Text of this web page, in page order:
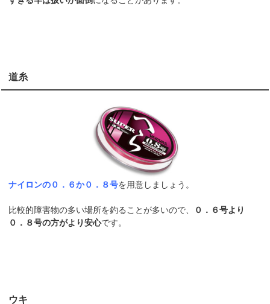
道糸
ナイロンの０．６か０．８号を用意しましょう。
比較的障害物の多い場所を釣ることが多いので、
０．６号より
０．８号の方がより安心です。
ウキ